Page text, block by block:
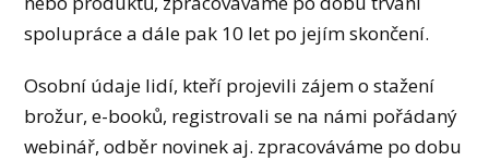
spolupráce a dále pak 10 let po jejím skončení.
Osobní údaje lidí, kteří projevili zájem o stažení
brožur, e-booků, registrovali se na námi pořádaný
webinář, odběr novinek aj. zpracováváme po dobu